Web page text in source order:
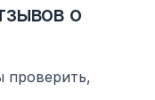
о
проверить,